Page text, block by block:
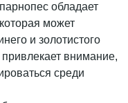
обладает
может
и золотистого
привлекает внимание,
среди